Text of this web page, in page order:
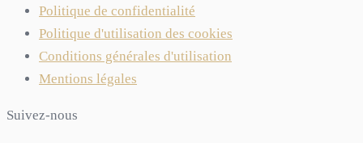
Politique de confidentialité
Politique d'utilisation des cookies
Conditions générales d'utilisation
Mentions légales
Suivez-nous